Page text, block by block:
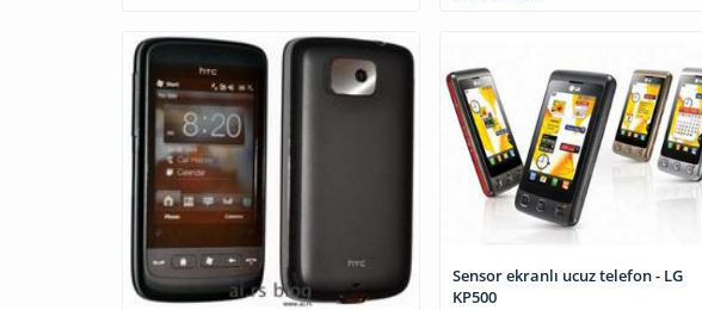
Sensor ekranlı ucuz telefon - LG
KP500